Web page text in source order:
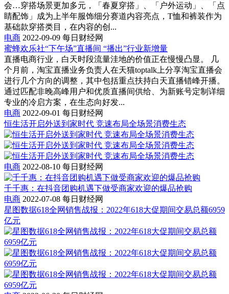
会…穿搭场景更加多元，「春夏穿搭」、「户外运动」、「点
睛配饰」成为上半年服饰细分赛道内容亮点，T恤和裤装作为
基础款穿搭类目，在内容的创...
电商 2022-09-09 每日财经网
蜜蜂欢乐社“下午场”直播间 “播出”行业新增量
直播电商行业，白天时段流量洼地的价值正在慢慢凸显。 几
个月前，淘宝直播业务负责人在天猫toptalk上分享淘宝直播会
进行几个方向的调整，其中包括重点扶持白天直播错峰开播。
通过匹配非晚高峰用户和优质直播间供给、为新账号定制详细
专业的冷启方案，在生态向好发...
电商 2022-09-01 每日财经网
恒生活开启外送到家时代 竞速布局全场景消费生态
电商 2022-08-10 每日财经网
千千惠：在抖音团购机遇下做受商家欢迎的爆品抢购
电商 2022-07-08 每日财经网
星图数据618全网销售战报：2022年618大促期间交易总额6959
亿元